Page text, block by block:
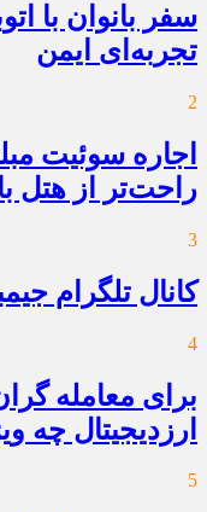
سفر بانوان با
تجربه‌ای ایمن
2
اجاره سوئیت
راحت‌تر از هتل
3
کانال تلگرام
4
برای معامله
ارزدیجیتال چه
5